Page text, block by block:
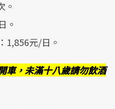
。
。
1,856元/日。
車，未滿十八歲請勿飲酒